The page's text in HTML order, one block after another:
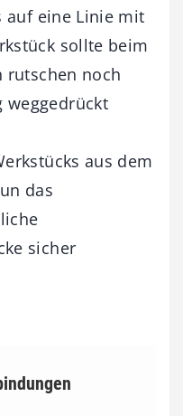
auf eine Linie mit
sollte beim
rutschen noch
weggedrückt
aus dem
das
sicher